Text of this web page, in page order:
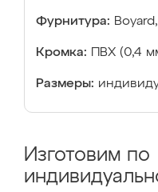
Фурнитура:
Кромка: ПВХ (0,4
Размеры:
Изготовим по